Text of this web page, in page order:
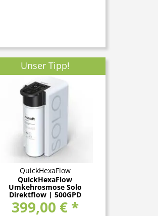
Unser Tipp!
QuickHexaFlow
QuickHexaFlow
Umkehrosmose Solo
Direktflow | 500GPD
Einzelmodul
399,00 € *